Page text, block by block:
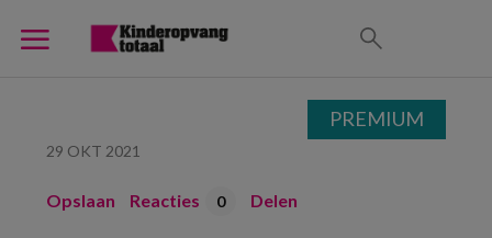
29 OKT 2021
Opslaan Reacties 0 Delen
PREMIUM